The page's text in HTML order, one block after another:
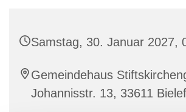
Samstag, 30. Januar 2027,
Gemeindehaus
Johannisstr. 13, 33611